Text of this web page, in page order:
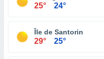
25° 24°
Île de Santorin
29° 25°